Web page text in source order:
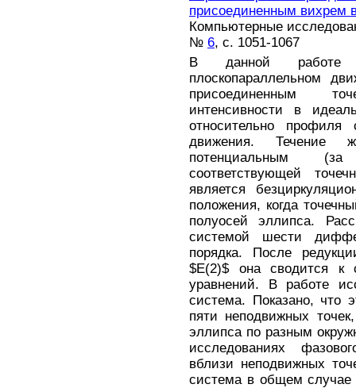
присоединенным вихрем
Компьютерные
№ 6, с. 1051-1067
В данной работе
плоскопараллельном
присоединенным
интенсивности в
относительно
движения. Течение
потенциальным (за
соответствующей
является
положения, когда
полуосей эллипса.
системой шести
порядка. После
$E(2)$ она сводится к
уравнений. В работе
система. Показано, что
пяти неподвижных
эллипса по разным
исследованиях
вблизи неподвижных
система в общем случае